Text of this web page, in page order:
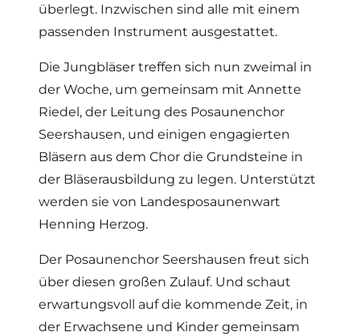
überlegt. Inzwischen sind alle mit einem
passenden Instrument ausgestattet.
Die Jungbläser treffen sich nun zweimal in
der Woche, um gemeinsam mit Annette
Riedel, der Leitung des Posaunenchor
Seershausen, und einigen engagierten
Bläsern aus dem Chor die Grundsteine in
der Bläserausbildung zu legen. Unterstützt
werden sie von Landesposaunenwart
Henning Herzog.
Der Posaunenchor Seershausen freut sich
über diesen großen Zulauf. Und schaut
erwartungsvoll auf die kommende Zeit, in
der Erwachsene und Kinder gemeinsam